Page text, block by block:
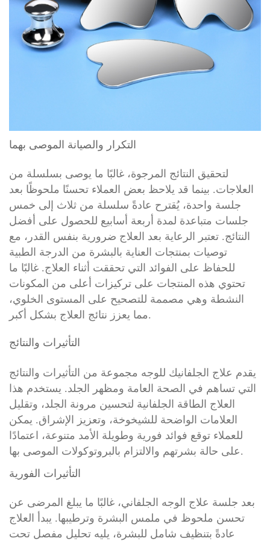
التكرار والصيانة الموصى بهما
لتحقيق النتائج المرجوة، غالبًا ما يوصى بسلسلة من
العلاجات. بينما قد يلاحظ بعض العملاء تحسنًا ملحوظًا بعد
جلسة واحدة، يُقترح عادةً سلسلة من ثلاث إلى خمس
جلسات متباعدة لمدة أربعة أسابيع للحصول على أفضل
النتائج. تعتبر الرعاية بعد العلاج ضرورية بنفس القدر، مع
توصيات بمنتجات العناية بالبشرة من الدرجة الطبية
للحفاظ على الفوائد التي تحققت أثناء العلاج. غالبًا ما
تحتوي هذه المنتجات على تركيزات أعلى من المكونات
النشطة وهي مصممة للتصحيح على المستوى الخلوي،
مما يعزز نتائج العلاج بشكل أكبر.
التأثيرات والنتائج
يقدم علاج الجلفانيك للوجه مجموعة من التأثيرات والنتائج
التي تساهم في الصحة العامة ومظهر الجلد. يستخدم هذا
العلاج الطاقة الجلفانية لتحسين مرونة الجلد، وتقليل
العلامات الواضحة للشيخوخة، وتعزيز الإشراق. يمكن
للعملاء توقع فوائد فورية وطويلة الأمد متنوعة، اعتمادًا
على حالة بشرتهم والالتزام بالبروتوكولات الموصى بها.
التأثيرات الفورية
بعد جلسة علاج الوجه الجلفاني، غالبًا ما يبلغ المرضى عن
تحسن ملحوظ في ملمس البشرة وترطيبها. يبدأ العلاج
عادةً بتنظيف شامل للبشرة، يليه تحليل مفصل تحت